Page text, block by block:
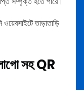
তাড়াতাড়ি
সহ QR